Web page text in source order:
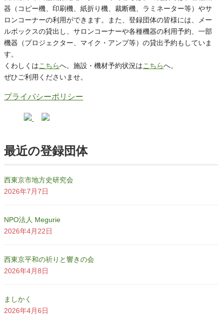
器（コピー機、印刷機、紙折り機、裁断機、ラミネーター等）やサ
ロンコーナーの利用ができます。また、登録団体の皆様には、メー
ルボックスの貸出し、サロンコーナーや各種機器の利用予約、一部
機器（プロジェクター、マイク・アンプ等）の貸出予約もしていま
す。
くわしくはこちらへ。施設・機材予約状況はこちらへ。
ぜひご利用くださいませ。
プライバシーポリシー
最近の登録団体
西東京市地方史研究会
2026年7月7日
NPO法人 Megurie
2026年4月22日
西東京平和の祈りと響きの会
2026年4月8日
ましかく
2026年4月6日